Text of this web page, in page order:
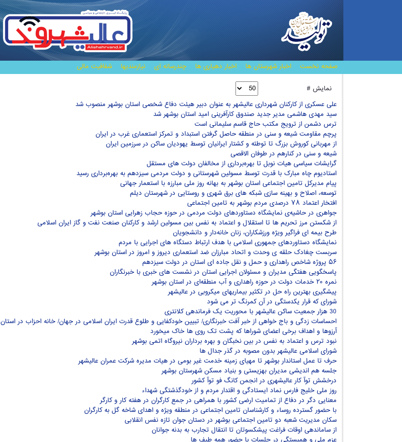
صفحه نخست اخبار شهرستان ها اخبار دهیاری ها چندرسانه ای نیازمندیها شفافیت مالی
نمایش #
علی عسکری از کارکنان شهرداری عالیشهر به عنوان دبیر هیئت دفاع شخصی استان بوشهر منصوب شد
سید مهدی هاشمی مدیر جدید صندوق کارآفرینی امید استان بوشهر شد
ترس دشمن از ترویج مکتب حاج قاسم سلیمانی است
پرچم مقاومت شیعه و سنی در منطقه حاصل گرفتن استبداد و تمرکز استعماری غرب در ایران
از مهربانی کوروش بزرگ تا توطئه و کشتار ایرانیان توسط یهودیان ساکن در سرزمین ایران
شیعه و سنی در کنارهم در طوفان الاقصی
گرایشات سیاسی هیات نوبل تا بهره‌برداری از مخالفان دولت های مستقل
استادیوم چاه مبارک با قدرت توسط مسولین شهرستانی و دولت مردمی سیزدهم به بهره‌برداری رسید
پیام مدیرکل تامین اجتماعی استان بوشهر به بهانه روز ملی مبارزه با استعمار جهانی
توسعه، اصلاح و بهینه سازی شبکه های برق شهری و روستایی در شهرستان دیلم
افتخار اعتماد ۷۸ درصدی مردم بوشهر به تامین اجتماعی
جواهری در حاشیه‌ی نمایشگاه دستاوردهای دولت مردمی در حوزه حجاب زهرایی استان بوشهر
از شکستن مرز تحریم ها تا استقلال و اعتماد به نفس بین مسولین ارشد و کارکنان صنعت نفت و گاز ایران اسلامی
طرح بیمه ای فراگیر ویژه ورزشکاران، زنان خانه‌دار و دانشجویان
نمایشگاه دستاوردهای جمهوری اسلامی با هدف ارتباط دستگاه های اجرایی با مردم
سربست چغادک حلقه ی وحدت و اتحاد مبارزان ضد استعماری دیروز و امروز در استان بوشهر
۵۶ پروژه شاخص راهداری و حمل و نقل جاده ای استان در دولت سیزدهم
پاسخگویی هفتگی مدیران و مسئولان اجرایی استان در نشست های خبری با خبرنگاران
نمره ۲۰ خدمات دولت در حوزه راهداری و آب منطقه‌ای در استان بوشهر
پیشگیری بهترین راه حل در تکثیر بیماریهای میکروبی در عالیشهر
شورای که قرار یکدستگی در آن کمرنگ تر می شود
30 هزار جمعیت ساکن عالیشهر با محوریت یک فرماندهی کلانتری
احساسات زدگی و باج خواهی از خبر آفت خبرنگاری/ تبیین خودکفایی و طلوع قدرت ایران اسلامی در جهان/ خانه احزاب در استان
آرزوها و اهداف برخی اعضای شوراها که پشت تک روی ها خاک میخورد
نبود ترس و اعتماد به نفس در بین نخبگان و بهره برداران نیروگاه اتمی بوشهر
شورای اسلامی عالیشهر بدون مصوبه در گذر جدال ها
حرف تا عمل استاندار بوشهر تا مهیای زمینه خدمت غیر بومی در هیات مدیره شرکت عمران عالیشهر
جلسه هم اندیشی مدیران بهزیستی و بنیاد مسکن شهرستان بوشهر
درخشش توآ کار عالیشهری در انجمن کانگ فو توآ کشور
روز ملی خلیج فارس نماد ایستادگی و اقتدار مردم و از خودگذشتگی شهداء
معنایی دگر در دفاع از تمامیت ارضی کشور با همراهی در جمع کارگران در هفته کار و کارگر
با حضور گسترده روساء و کارشناسان تامین اجتماعی در منطقه ویژه و اهدای شاخه گل به کارگران
سکان مدیریت شعبه دو تامین اجتماعی بوشهر در دستان جوان تازه نفس انقلابی
از ساماندهی اوقات فراغت پیشکسوتان تا انتقال تجارب به بدنه جوانان